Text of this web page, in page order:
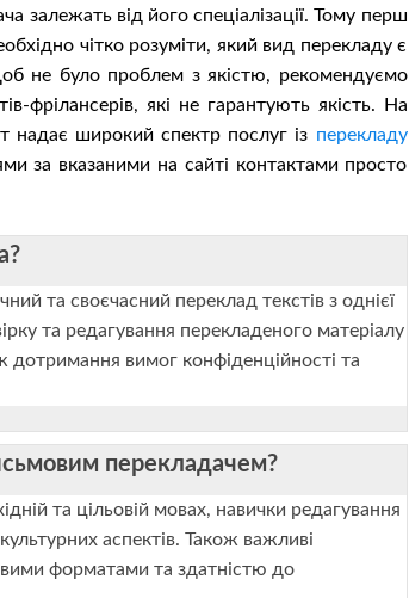
залежать від його спеціалізації. Тому перш
чітко розуміти, який вид перекладу є
не було проблем з якістю, рекомендуємо
фрілансерів, які не гарантують якість. На
широкий спектр послуг із перекладу
за вказаними на сайті контактами просто
та своєчасний переклад текстів з однієї
та редагування перекладеного матеріалу
вимог конфіденційності та
перекладачем?
та цільовій мовах, навички редагування
аспектів. Також важливі
форматами та здатністю до